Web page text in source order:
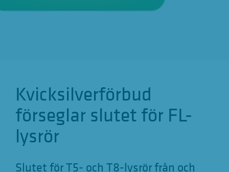
Kvicksilverförbud
förseglar slutet för FL-
lysrör
Slutet för T5- och T8-lysrör från och